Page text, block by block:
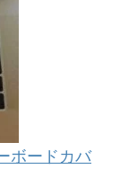
ボードカバ